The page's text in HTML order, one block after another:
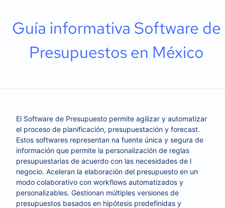
Guía informativa Software de
Presupuestos en México
El Software de Presupuesto permite agilizar y automatizar
el proceso de planificación, presupuestación y forecast.
Estos softwares representan na fuente única y segura de
información que permite la personalización de reglas
presupuestarias de acuerdo con las necesidades de l
negocio. Aceleran la elaboración del presupuesto en un
modo colaborativo con workflows automatizados y
personalizables. Gestionan múltiples versiones de
presupuestos basados en hipótesis predefinidas y